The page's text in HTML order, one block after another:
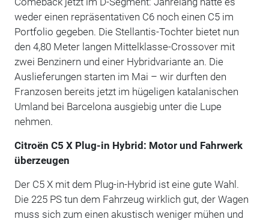
weder einen repräsentativen C6 noch einen C5 im
Portfolio gegeben. Die Stellantis-Tochter bietet nun
den 4,80 Meter langen Mittelklasse-Crossover mit
zwei Benzinern und einer Hybridvariante an. Die
Auslieferungen starten im Mai – wir durften den
Franzosen bereits jetzt im hügeligen katalanischen
Umland bei Barcelona ausgiebig unter die Lupe
nehmen.
Citroën C5 X Plug-in Hybrid: Motor und Fahrwerk
überzeugen
Der C5 X mit dem Plug-in-Hybrid ist eine gute Wahl.
Die 225 PS tun dem Fahrzeug wirklich gut, der Wagen
muss sich zum einen akustisch weniger mühen und